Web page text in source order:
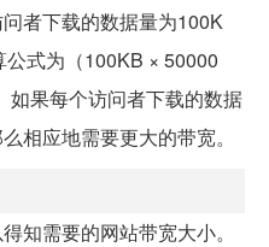
者下载的数据量为100K
式为（100KB × 50000
如果每个访问者下载的数据
相应地需要更大的带宽。
知需要的网站带宽大小。